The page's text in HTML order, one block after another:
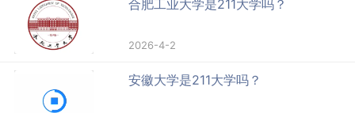
合肥工业大学是211大学吗？
2026-4-2
安徽大学是211大学吗？